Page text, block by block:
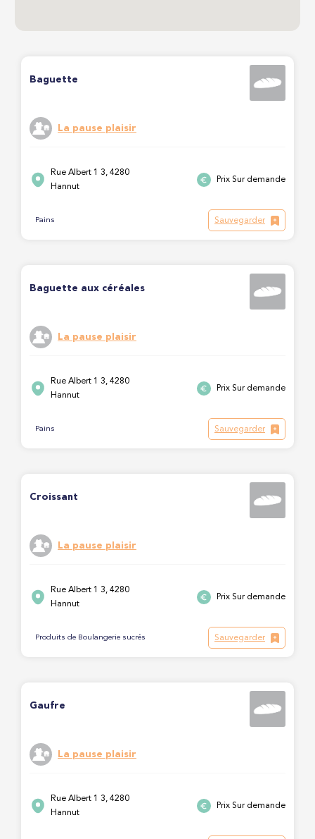
Baguette
La pause plaisir
Rue Albert 1 3, 4280
Hannut
Prix Sur demande
Pains Sauvegarder
Baguette aux céréales
La pause plaisir
Rue Albert 1 3, 4280
Hannut
Prix Sur demande
Pains Sauvegarder
Croissant
La pause plaisir
Rue Albert 1 3, 4280
Hannut
Prix Sur demande
Produits de Boulangerie sucrés Sauvegarder
Gaufre
La pause plaisir
Rue Albert 1 3, 4280
Hannut
Prix Sur demande